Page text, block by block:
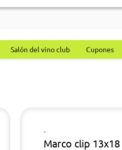
Salón del vino club Cupones
-
Marco clip 13x18